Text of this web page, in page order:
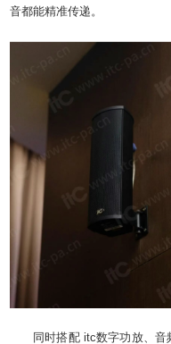
音都能精准传递。
同时搭配 itc数字功放、